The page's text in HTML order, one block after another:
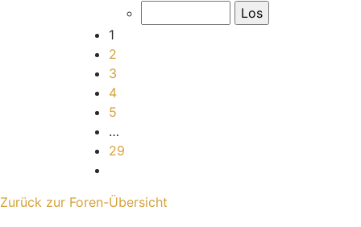
1
2
3
4
5
…
29
Zurück zur Foren-Übersicht